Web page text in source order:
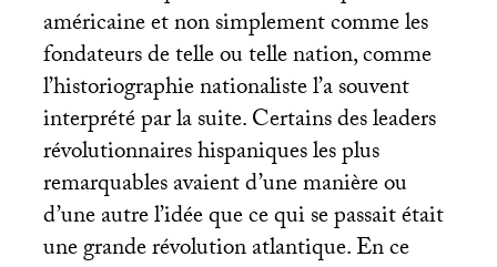
américaine et non simplement comme les
fondateurs de telle ou telle nation, comme
l’historiographie nationaliste l’a souvent
interprété par la suite. Certains des leaders
révolutionnaires hispaniques les plus
remarquables avaient d’une manière ou
d’une autre l’idée que ce qui se passait était
une grande révolution atlantique. En ce